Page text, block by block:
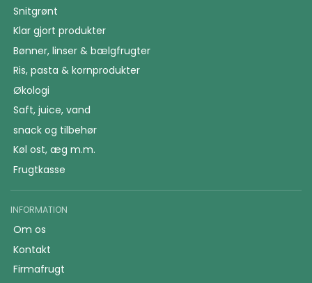
Snitgrønt
Klar gjort produkter
Bønner, linser & bælgfrugter
Ris, pasta & kornprodukter
Økologi
Saft, juice, vand
snack og tilbehør
Køl ost, æg m.m.
Frugtkasse
INFORMATION
Om os
Kontakt
Firmafrugt